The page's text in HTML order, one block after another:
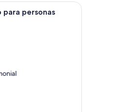
colgante negra y un cuadro en
habitación de hotel con cama, una silla,
para personas